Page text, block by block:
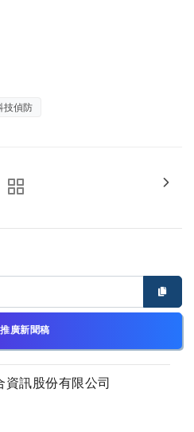
技偵防
推廣新聞稿
訊股份有限公司